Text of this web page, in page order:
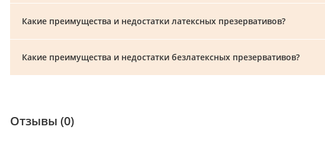
Какие преимущества и недостатки латексных презервативов?
Какие преимущества и недостатки безлатексных презервативов?
Отзывы (0)